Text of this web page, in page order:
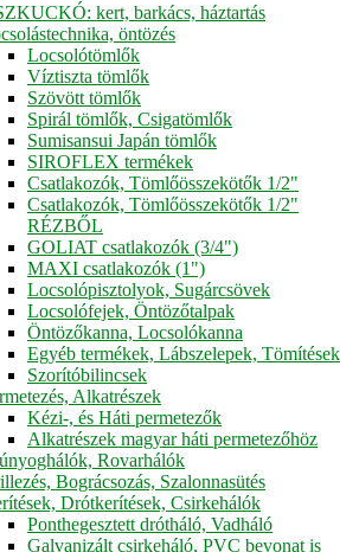
kert, barkács, háztartás
öntözés
Locsolótömlők
Víztiszta tömlők
Szövött tömlők
Spirál tömlők, Csigatömlők
Sumisansui Japán tömlők
SIROFLEX termékek
Csatlakozók, Tömlőösszekötők 1/2"
Csatlakozók, Tömlőösszekötők 1/2"
RÉZBŐL
GOLIAT csatlakozók (3/4")
MAXI csatlakozók (1")
Locsolópisztolyok, Sugárcsövek
Locsolófejek, Öntözőtalpak
Öntözőkanna, Locsolókanna
Egyéb termékek, Lábszelepek, Tömítések
Szorítóbilincsek
Alkatrészek
Kézi-, és Háti permetezők
Alkatrészek magyar háti permetezőhöz
Rovarhálók
Bográcsozás, Szalonnasütés
Drótkerítések, Csirkehálók
Ponthegesztett drótháló, Vadháló
Galvanizált csirkeháló, PVC bevonat is